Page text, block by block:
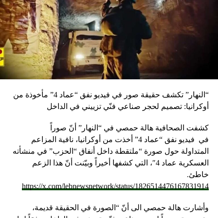
الاحتفال أغنيات من وحي المناسبة وعرض فيلم عن المكرمة
التي تسلمت دروعا وهدايا من مدير الثانوية وأساتذتها ومن نقابة
المعلمين. ==== ليلى دندشي/ ن.ح. تابعوا أخبار الوكالة الوطنية
للاعلام عبر أثير إذاعة لبنان على الموجات 98.5 و98.1 و96.2 FM
RELATED TOPICS:
لحكومة اتحاد وطني
DON'T MISS
الدولة على منطق المحاصصات السياسية
“النهار” تكشف حقيقة صور في فيديو نفق “عماد 4” مأخوذة من
أوكرانيا: تصميم لحجر صناعي فنّي تزييني في الداخل
كشفت الصحافية هالة حمصي في “النهار” أنّ صوراً
في فيديو
نفق “عماد 4” أخذت من أوكرانيا، نافية المزاعم
المتداولة حول صورة “ملتقطة داخل أنفاق “الحزب” في منشأته
العسكرية عماد 4″، التي كشفها أخيراً وبيّنت أنّ هذا الزعم
خاطئ.
https://x.com/lebnewsnetwork/status/1826514476167831914
وأشارت هالة حمصي الى أنّ “الصورة في الحقيقة قديمة،